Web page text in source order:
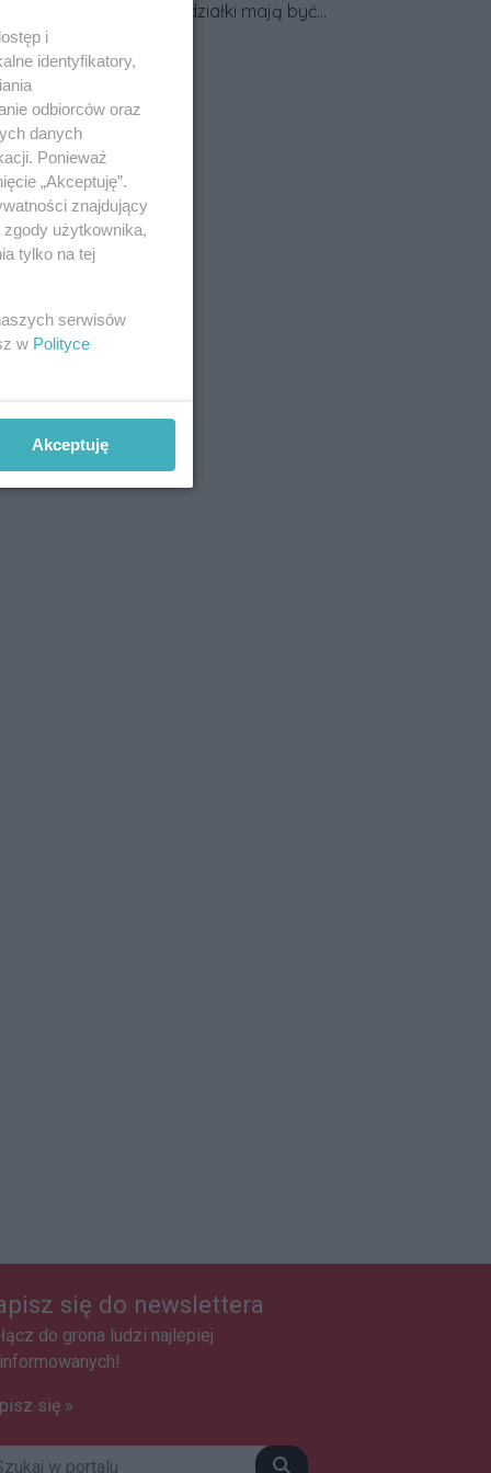
przy granicy działki mają być
zasady dotyczące ostrych
się do newslettera
do grona ludzi najlepiej
się »
i
identyfikatory,
odbiorców oraz
danych
Ponieważ
„Akceptuję”.
znajdujący
użytkownika,
tylko na tej
serwisów
w Polityce
Akceptuję